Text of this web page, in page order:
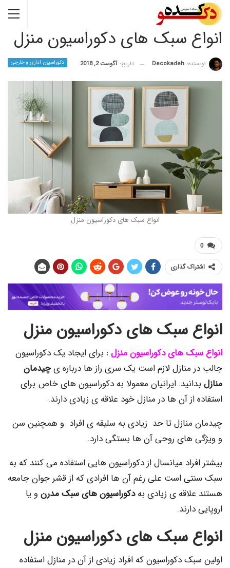
سبک های دکوراسیون منزل
دکوراسیون اداری و خارجی Decokadeh تاریخ: آگوست 2, 2018
انواع سبک های دکوراسیون منزل
گذاری
سبک های دکوراسیون منزل
های دکوراسیون منزل:برای ایجاد یک دکوراسیون
منازل لازم است یک سری راز ها درباره یچیدمان
ایرانیان معمولا به دکوراسیون های خاص برای
از آن ها در منازل خود علاقه ی زیادی دارند.
تا حد زیادی به سلیقه ی افراد و همچنین سن
های روحی آن ها بستگی دارد.
میانسال از دکوراسیون هایی استفاده می کنند که به
است علی رغم آن ها افرادی که از قشر جوان جامعه
ی زیادی به دکوراسیون های سبک مدرنو یا
سبک های دکوراسیون منزل
دکوراسیون که افراد زیادی از آن در منازل استفاده